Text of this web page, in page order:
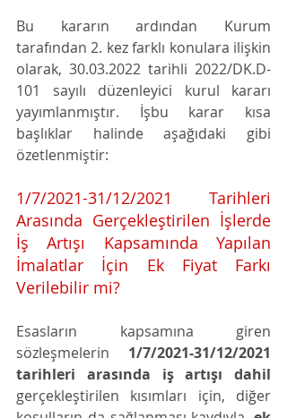
Bu kararın ardından Kurum
tarafından 2. kez farklı konulara ilişkin
olarak, 30.03.2022 tarihli 2022/DK.D-
101 sayılı düzenleyici kurul kararı
yayımlanmıştır. İşbu karar kısa
başlıklar halinde aşağıdaki gibi
özetlenmiştir:
1/7/2021-31/12/2021 Tarihleri
Arasında Gerçekleştirilen İşlerde
İş Artışı Kapsamında Yapılan
İmalatlar İçin Ek Fiyat Farkı
Verilebilir mi?
Esasların kapsamına giren
sözleşmelerin 1/7/2021-31/12/2021
tarihleri arasında iş artışı dahil
gerçekleştirilen kısımları için, diğer